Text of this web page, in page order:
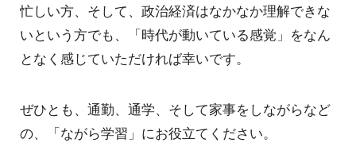
忙しい方、そして、政治経済はなかなか理解できな
いという方でも、「時代が動いている感覚」をなん
となく感じていただければ幸いです。
ぜひとも、通勤、通学、そして家事をしながらなど
の、「ながら学習」にお役立てください。